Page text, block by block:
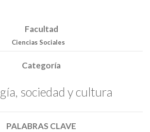
Facultad
Ciencias Sociales
Categoría
sociedad y cultura
PALABRAS CLAVE